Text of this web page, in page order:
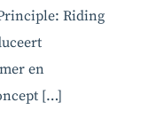
Riding
en
[…]